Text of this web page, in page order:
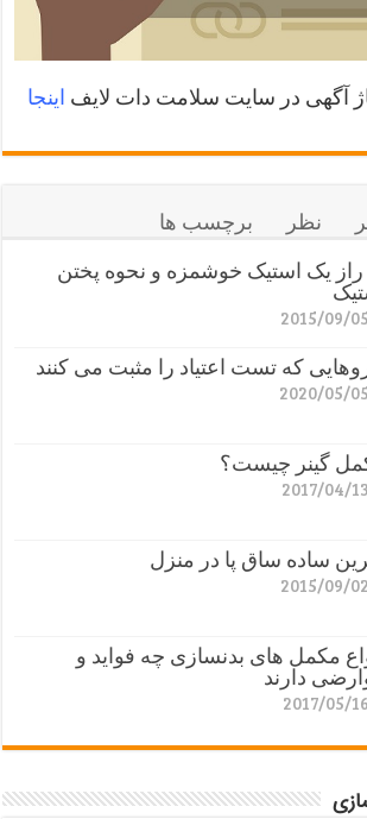
آگهی در سایت سلامت دات لایف اینجا
نظر
برچسب ها
12 راز یک استیک خوشمزه و نحوه پختن
2015/09/05
که تست اعتیاد را مثبت می کنند
2020/05/05
گینر چیست؟
2017/04/13
ساده ساق پا در منزل
2015/09/02
مکمل های بدنسازی چه فواید و
دارند
2017/05/16